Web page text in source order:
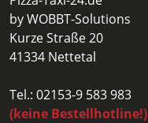
by WOBBT-Solutions
Kurze Straße 20
41334 Nettetal
Tel.: 02153-9 583 983
(keine Bestellhotline!)